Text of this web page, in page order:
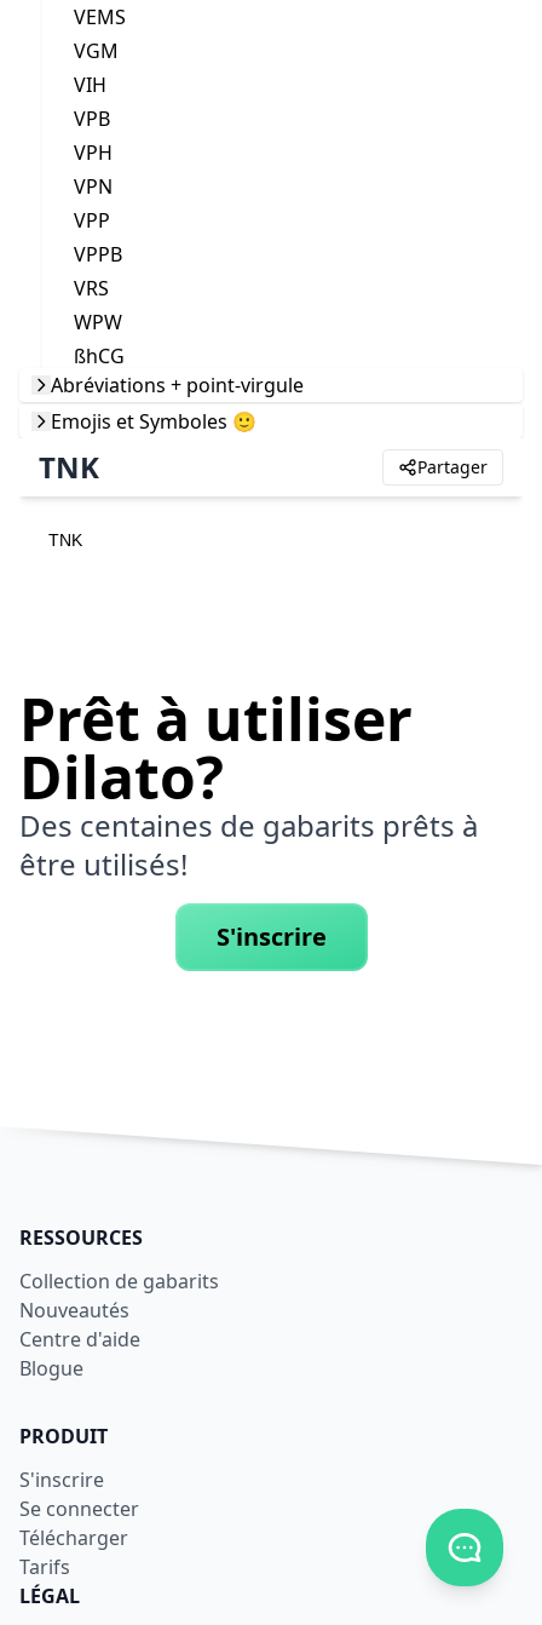
VEMS
VGM
VIH
VPB
VPH
VPN
VPP
VPPB
VRS
WPW
ßhCG
Abréviations + point-virgule
Emojis et Symboles 🙂
TNK Partager
TNK
Prêt à utiliser
Dilato?
Des centaines de gabarits prêts à
être utilisés!
S'inscrire
RESSOURCES
Collection de gabarits
Nouveautés
Centre d'aide
Blogue
PRODUIT
S'inscrire
Se connecter
Télécharger
Tarifs
LÉGAL